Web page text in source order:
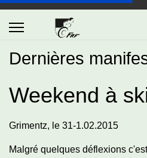
Dernières
Weekend à
Grimentz, le 31-1.02.2015
Malgré quelques déflexions